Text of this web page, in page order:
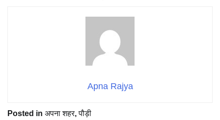
Apna Rajya
Posted in अपना शहर,पौड़ी